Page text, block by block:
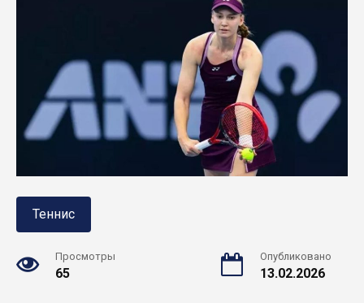
Теннис
Просмотры
65
Опубликовано
13.02.2026